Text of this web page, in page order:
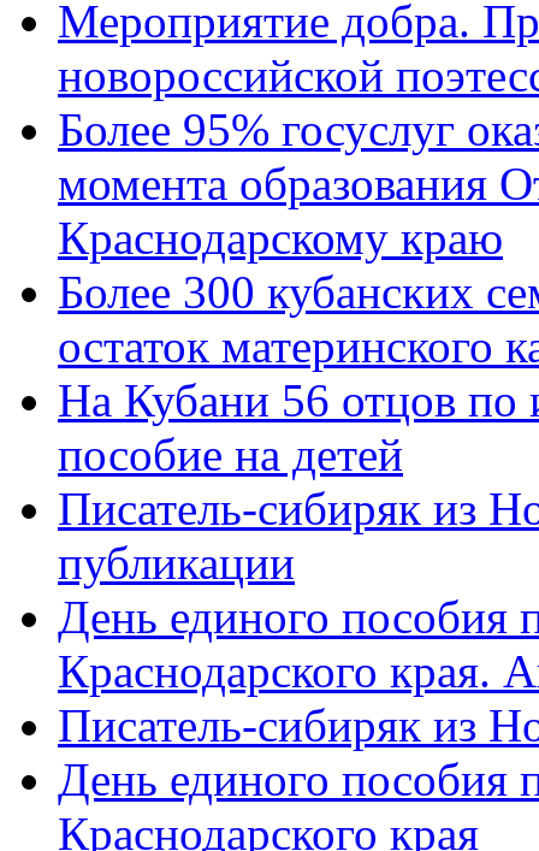
Мероприятие добра.
новороссийской
Более 95% госуслуг
момента образования
Краснодарскому краю
Более 300 кубанских
остаток материнского
На Кубани 56 отцов по
пособие на детей
Писатель-сибиряк из
публикации
День единого пособия
Краснодарского края.
Писатель-сибиряк из
День единого пособия
Краснодарского края